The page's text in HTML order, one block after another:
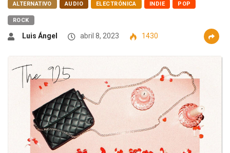
ALTERNATIVO AUDIO ELECTRÓNICA INDIE POP
ROCK
Luis Ángel abril 8, 2023 1430